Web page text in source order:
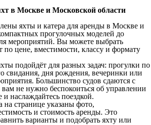
в Москве и Московской области
яхты и катера для аренды в Москве и
прогулочных моделей до
мероприятий. Вы можете выбрать
по цене, вместимости, классу и формату
подойдёт для разных задач: прогулки по
свидания, дня рождения, вечеринки или
Большинство судов сдаются с
не нужно беспокоиться об управлении
наслаждайтесь поездкой.
на странице указаны фото,
и стоимость аренды. Это
варианты и подобрать яхту или